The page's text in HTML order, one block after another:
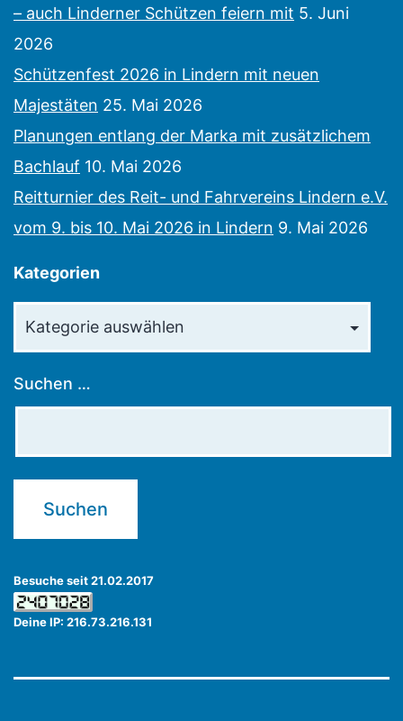
– auch Linderner Schützen feiern mit 5. Juni
2026
Schützenfest 2026 in Lindern mit neuen
Majestäten 25. Mai 2026
Planungen entlang der Marka mit zusätzlichem
Bachlauf 10. Mai 2026
Reitturnier des Reit- und Fahrvereins Lindern e.V.
vom 9. bis 10. Mai 2026 in Lindern 9. Mai 2026
Kategorien
Suchen …
Besuche seit 21.02.2017
Deine IP: 216.73.216.131